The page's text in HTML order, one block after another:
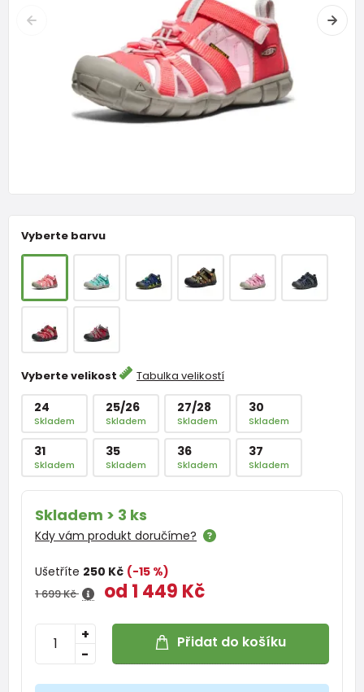
Vyberte barvu
Vyberte velikost Tabulka velikostí
24
Skladem
25/26
Skladem
27/28
Skladem
30
Skladem
31
Skladem
35
Skladem
36
Skladem
37
Skladem
Skladem > 3 ks
Kdy vám produkt doručíme?
Ušetříte 250 Kč (-15 %)
1 699 Kč od 1 449 Kč
-
+ Přidat do košíku